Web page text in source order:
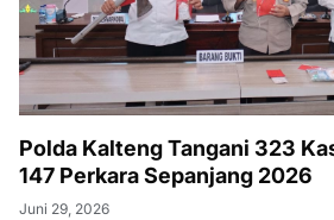
Polda Kalteng Tangani 323
147 Perkara Sepanjang 2026
Juni 29, 2026